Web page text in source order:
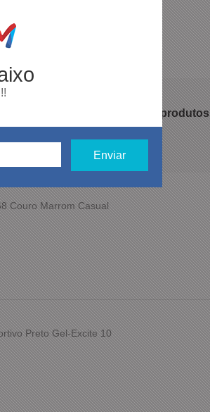
clientes recomendam nossos produtos
Couro Marrom Casual
Preto Gel-Excite 10